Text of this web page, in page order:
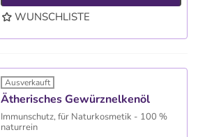
WUNSCHLISTE
Ausverkauft
Ätherisches Gewürznelkenöl
Immunschutz, für Naturkosmetik - 100 %
naturrein